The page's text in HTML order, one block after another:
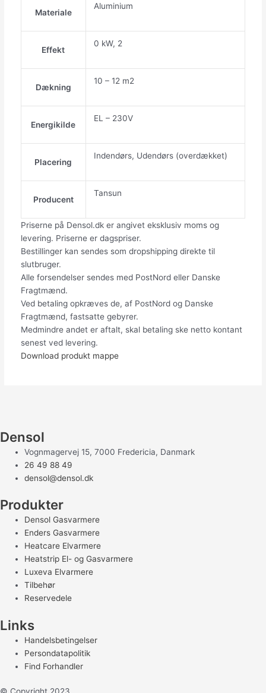
Materiale
Aluminium
Effekt
0 kW, 2
Dækning
10 – 12 m2
Energikilde
EL – 230V
Placering
Indendørs, Udendørs (overdækket)
Producent
Tansun
Priserne på Densol.dk er angivet eksklusiv moms og
levering. Priserne er dagspriser.
Bestillinger kan sendes som dropshipping direkte til
slutbruger.
Alle forsendelser sendes med PostNord eller Danske
Fragtmænd.
Ved betaling opkræves de, af PostNord og Danske
Fragtmænd, fastsatte gebyrer.
Medmindre andet er aftalt, skal betaling ske netto kontant
senest ved levering.
Download produkt mappe
Densol
Vognmagervej 15, 7000 Fredericia, Danmark
26 49 88 49
densol@densol.dk
Produkter
Densol Gasvarmere
Enders Gasvarmere
Heatcare Elvarmere
Heatstrip El- og Gasvarmere
Luxeva Elvarmere
Tilbehør
Reservedele
Links
Handelsbetingelser
Persondatapolitik
Find Forhandler